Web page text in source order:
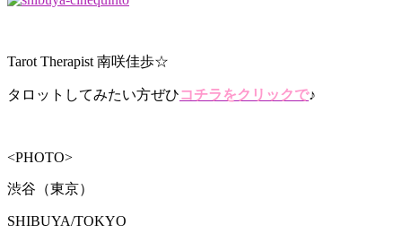
Tarot Therapist 南咲佳歩☆
タロットしてみたい方ぜひコチラをクリックで♪
<PHOTO>
渋谷（東京）
SHIBUYA/TOKYO